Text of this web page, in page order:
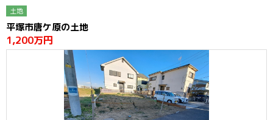
土地
平塚市唐ケ原の土地
1,200万円